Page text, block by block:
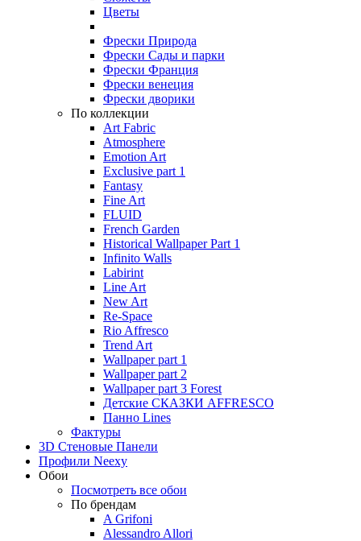
Цветы
Фрески Природа
Фрески Сады и парки
Фрески Франция
Фрески венеция
Фрески дворики
По коллекции
Art Fabric
Atmosphere
Emotion Art
Exclusive part 1
Fantasy
Fine Art
FLUID
French Garden
Historical Wallpaper Part 1
Infinito Walls
Labirint
Line Art
New Art
Re-Space
Rio Affresco
Trend Art
Wallpaper part 1
Wallpaper part 2
Wallpaper part 3 Forest
Детские СКАЗКИ AFFRESCO
Панно Lines
Фактуры
3D Стеновые Панели
Профили Neexy
Обои
Посмотреть все обои
По брендам
A Grifoni
Alessandro Allori